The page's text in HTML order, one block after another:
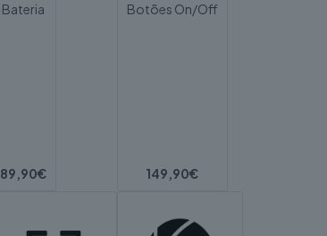
Bateria
89,90€
Botões On/Off
149,90€